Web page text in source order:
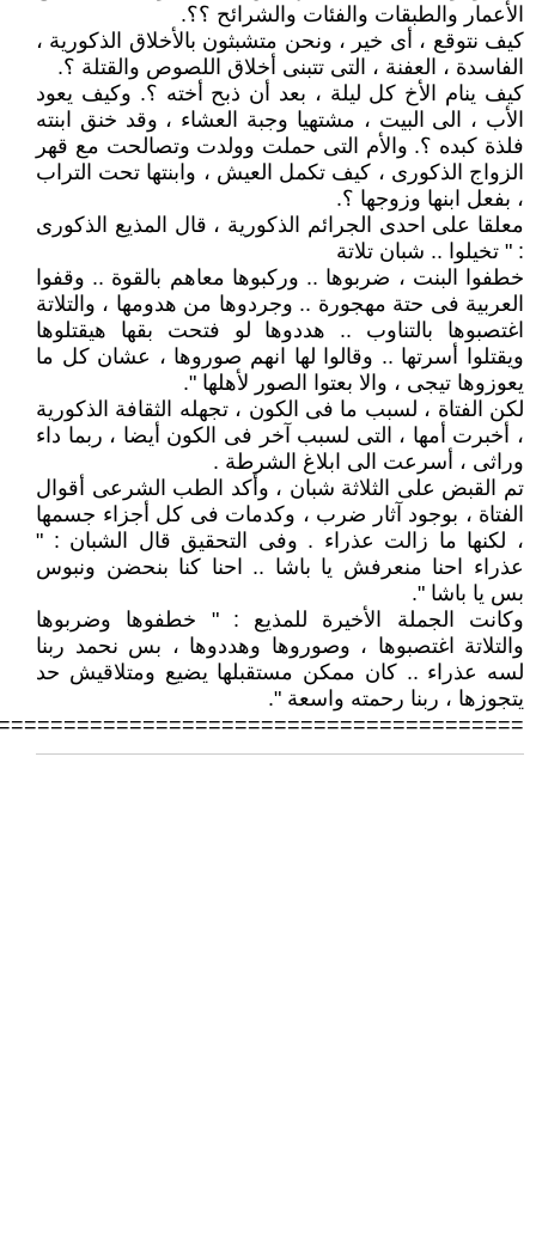
الأعمار والطبقات والفئات والشرائح ؟؟.
كيف نتوقع ، أى خير ، ونحن متشبثون بالأخلاق الذكورية ،
الفاسدة ، العفنة ، التى تتبنى أخلاق اللصوص والقتلة ؟.
كيف ينام الأخ كل ليلة ، بعد أن ذبح أخته ؟. وكيف يعود
الأب ، الى البيت ، مشتهيا وجبة العشاء ، وقد خنق ابنته
فلذة كبده ؟. والأم التى حملت وولدت وتصالحت مع قهر
الزواج الذكورى ، كيف تكمل العيش ، وابنتها تحت التراب
، بفعل ابنها وزوجها ؟.
معلقا على احدى الجرائم الذكورية ، قال المذيع الذكورى
: " تخيلوا .. شبان تلاتة
خطفوا البنت ، ضربوها .. وركبوها معاهم بالقوة .. وقفوا
العربية فى حتة مهجورة .. وجردوها من هدومها ، والتلاتة
اغتصبوها بالتناوب .. هددوها لو فتحت بقها هيقتلوها
ويقتلوا أسرتها .. وقالوا لها انهم صوروها ، عشان كل ما
يعوزوها تيجى ، والا بعتوا الصور لأهلها ".
لكن الفتاة ، لسبب ما فى الكون ، تجهله الثقافة الذكورية
، أخبرت أمها ، التى لسبب آخر فى الكون أيضا ، ربما داء
وراثى ، أسرعت الى ابلاغ الشرطة .
تم القبض على الثلاثة شبان ، وأكد الطب الشرعى أقوال
الفتاة ، بوجود آثار ضرب ، وكدمات فى كل أجزاء جسمها
، لكنها ما زالت عذراء . وفى التحقيق قال الشبان : "
عذراء احنا منعرفش يا باشا .. احنا كنا بنحضن ونبوس
بس يا باشا ".
وكانت الجملة الأخيرة للمذيع : " خطفوها وضربوها
والتلاتة اغتصبوها ، وصوروها وهددوها ، بس نحمد ربنا
لسه عذراء .. كان ممكن مستقبلها يضيع ومتلاقيش حد
يتجوزها ، ربنا رحمته واسعة ".